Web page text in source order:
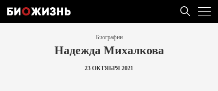
Биографии
Надежда Михалкова
23 ОКТЯБРЯ 2021